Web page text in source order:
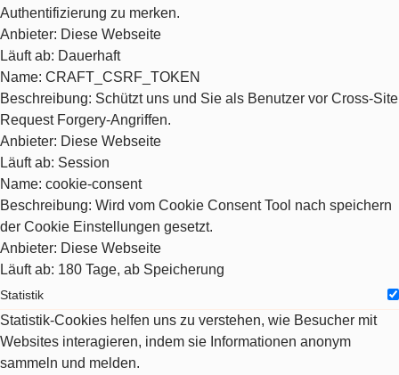
Authentifizierung zu merken.
Anbieter: Diese Webseite
Läuft ab: Dauerhaft
Name: CRAFT_CSRF_TOKEN
Beschreibung: Schützt uns und Sie als Benutzer vor Cross-Site
Request Forgery-Angriffen.
Anbieter: Diese Webseite
Läuft ab: Session
Name: cookie-consent
Beschreibung: Wird vom Cookie Consent Tool nach speichern
der Cookie Einstellungen gesetzt.
Anbieter: Diese Webseite
Läuft ab: 180 Tage, ab Speicherung
Statistik
Statistik-Cookies helfen uns zu verstehen, wie Besucher mit
Websites interagieren, indem sie Informationen anonym
sammeln und melden.